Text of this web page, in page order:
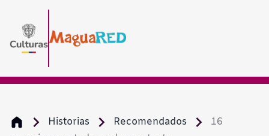
Historias Recomendados
16